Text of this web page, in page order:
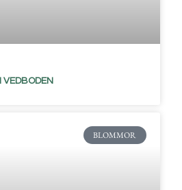
VEDBODEN
BLOMMOR